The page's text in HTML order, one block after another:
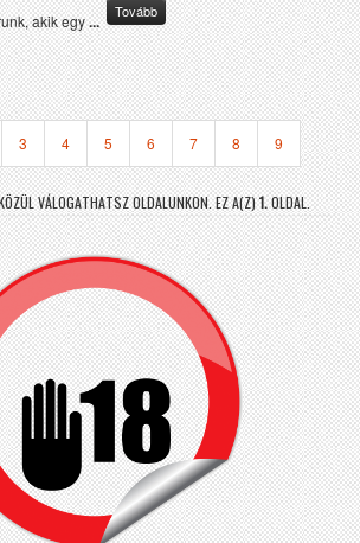
akik egy... Tovább
3 4 5 6 7 8 9
VÁLOGATHATSZ OLDALUNKON. EZ A(Z)1.OLDAL.